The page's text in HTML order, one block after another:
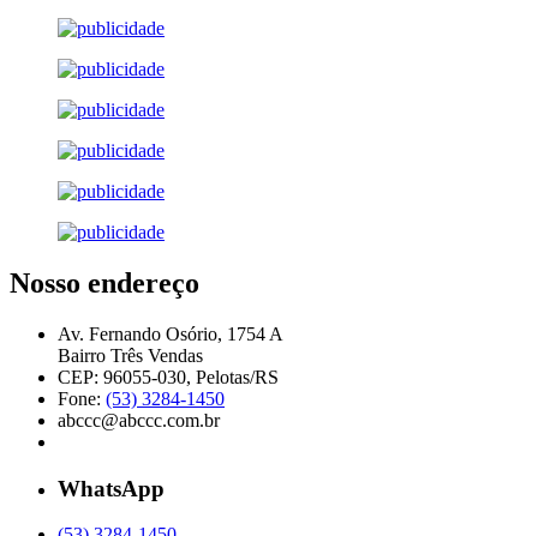
Nosso endereço
Av. Fernando Osório, 1754 A
Bairro Três Vendas
CEP: 96055-030, Pelotas/RS
Fone: (53) 3284-1450
abccc@abccc.com.br
WhatsApp